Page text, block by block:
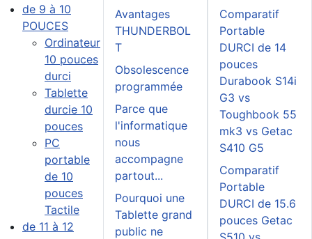
de 9 à 10
POUCES
Ordinateur
10 pouces
durci
Tablette
durcie 10
pouces
PC
portable
de 10
pouces
Tactile
de 11 à 12
Avantages
THUNDERBOL
T
Obsolescence
programmée
Parce que
l'informatique
nous
accompagne
partout...
Pourquoi une
Tablette grand
public ne
Comparatif
Portable
DURCI de 14
pouces
Durabook S14i
G3 vs
Toughbook 55
mk3 vs Getac
S410 G5
Comparatif
Portable
DURCI de 15.6
pouces Getac